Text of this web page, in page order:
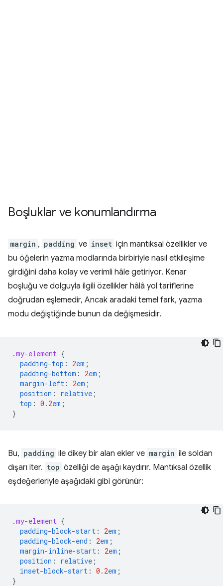
Boşluklar ve konumlandırma
margin , padding ve inset için mantıksal özellikler ve
bu öğelerin yazma modlarında birbiriyle nasıl etkileşime
girdiğini daha kolay ve verimli hâle getiriyor. Kenar
boşluğu ve dolguyla ilgili özellikler hâlâ yol tariflerine
doğrudan eşlemedir, Ancak aradaki temel fark, yazma
modu değiştiğinde bunun da değişmesidir.
.my-element {
padding-top : 2em ;
padding-bottom : 2em ;
margin-left : 2em ;
position : relative ;
top : 0.2em ;
}
Bu, padding ile dikey bir alan ekler ve margin ile soldan
dışarı iter. top özelliği de aşağı kaydırır. Mantıksal özellik
eşdeğerleriyle aşağıdaki gibi görünür:
.my-element {
padding-block-start : 2em ;
padding-block-end : 2em ;
margin-inline-start : 2em ;
position : relative ;
inset-block-start : 0.2em ;
}